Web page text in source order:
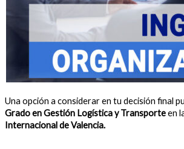
Una opción a considerar en tu decisión final
Grado en Gestión Logística y Transporteen
Internacional de Valencia.